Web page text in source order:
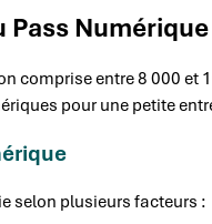
Numérique
comprise entre 8 000
pour une petite
selon plusieurs facteurs :